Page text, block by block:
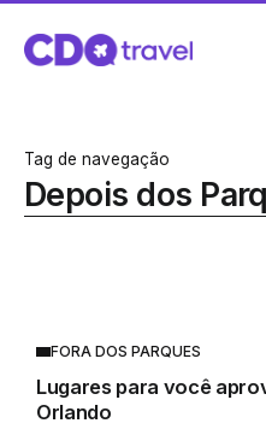
Tag de navegação
Depois dos
FORA DOS PARQUES
Lugares para você
Orlando